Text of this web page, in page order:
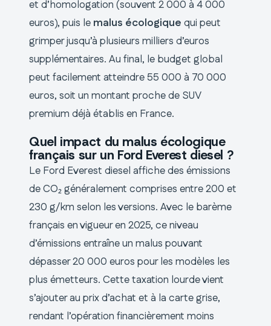
et d’homologation (souvent 2 000 à 4 000
euros), puis le malus écologique qui peut
grimper jusqu’à plusieurs milliers d’euros
supplémentaires. Au final, le budget global
peut facilement atteindre 55 000 à 70 000
euros, soit un montant proche de SUV
premium déjà établis en France.
Quel impact du malus écologique
français sur un Ford Everest diesel ?
Le Ford Everest diesel affiche des émissions
de CO₂ généralement comprises entre 200 et
230 g/km selon les versions. Avec le barème
français en vigueur en 2025, ce niveau
d’émissions entraîne un malus pouvant
dépasser 20 000 euros pour les modèles les
plus émetteurs. Cette taxation lourde vient
s’ajouter au prix d’achat et à la carte grise,
rendant l’opération financièrement moins